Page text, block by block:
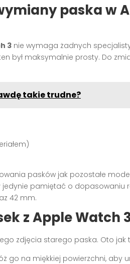
paska w
3 nie wymaga żadnych
był maksymalnie prosty. Do
takie trudne?
pasków jak pozostałe
pamiętać o dopasowaniu
42 mm.
z Apple Watch
zdjęcia starego paska. Oto jak
go na miękkiej powierzchni, aby